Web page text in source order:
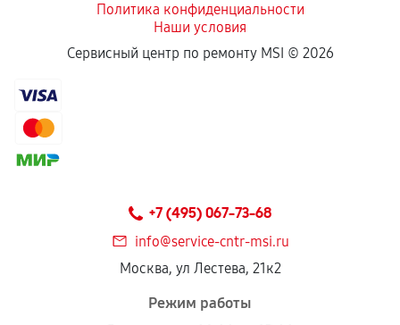
Политика конфиденциальности
Наши условия
Сервисный центр по ремонту MSI © 2026
+7 (495) 067-73-68
info@service-cntr-msi.ru
Москва, ул Лестева, 21к2
Режим работы